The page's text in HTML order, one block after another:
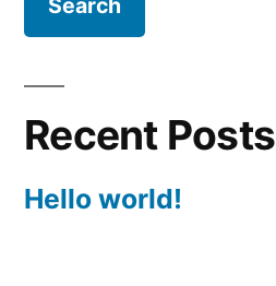
Recent Posts
Hello world!